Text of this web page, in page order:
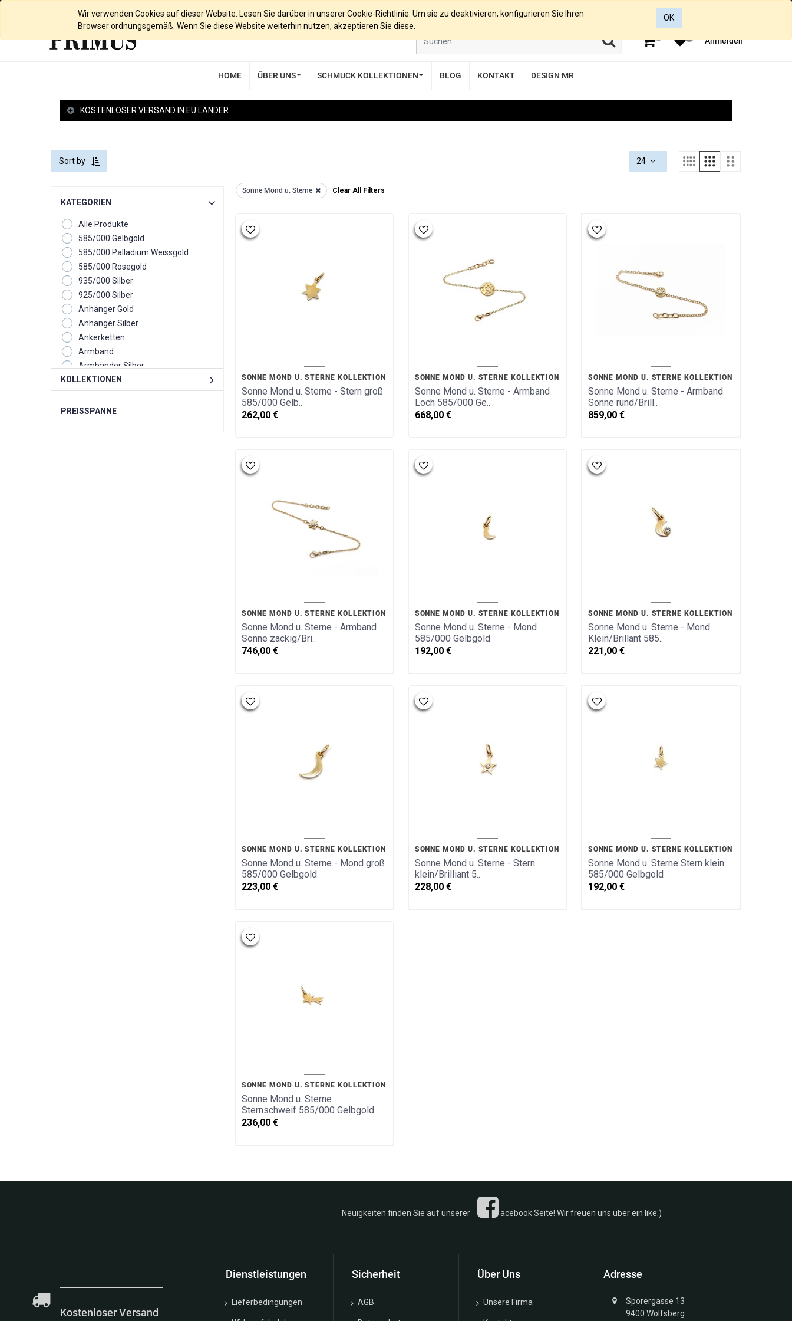
Anmelden
Wir verwenden Cookies auf dieser Website. Lesen Sie darüber in unserer Cookie-Richtlinie. Um sie zu deaktivieren, konfigurieren Sie Ihren
Browser ordnungsgemäß. Wenn Sie diese Website weiterhin nutzen, akzeptieren Sie diese.
OK
HOME ÜBER UNS SCHMUCK KOLLEKTIONEN BLOG KONTAKT DESIGN MR
KOSTENLOSER VERSAND IN EU LÄNDER
24
Sort by
KOLLEKTIONEN
PREISSPANNE
KATEGORIEN
Alle Produkte
585/000 Gelbgold
585/000 Palladium Weissgold
585/000 Rosegold
935/000 Silber
925/000 Silber
Anhänger Gold
Anhänger Silber
Ankerketten
Armband
Armbänder Silber
Armreif
Creolen
Eheringe
Sonne Mond u. Sterne Clear All Filters
SONNE MOND U. STERNE KOLLEKTION
Sonne Mond u. Sterne - Stern groß
585/000 Gelb..
262,00€
SONNE MOND U. STERNE KOLLEKTION
Sonne Mond u. Sterne - Armband
Loch 585/000 Ge..
668,00€
SONNE MOND U. STERNE KOLLEKTION
Sonne Mond u. Sterne - Armband
Sonne rund/Brill..
859,00€
SONNE MOND U. STERNE KOLLEKTION
Sonne Mond u. Sterne - Armband
Sonne zackig/Bri..
746,00€
SONNE MOND U. STERNE KOLLEKTION
Sonne Mond u. Sterne - Mond
585/000 Gelbgold
192,00€
SONNE MOND U. STERNE KOLLEKTION
Sonne Mond u. Sterne - Mond
Klein/Brillant 585..
221,00€
SONNE MOND U. STERNE KOLLEKTION
Sonne Mond u. Sterne - Mond groß
585/000 Gelbgold
223,00€
SONNE MOND U. STERNE KOLLEKTION
Sonne Mond u. Sterne - Stern
klein/Brilliant 5..
228,00€
SONNE MOND U. STERNE KOLLEKTION
Sonne Mond u. Sterne Stern klein
585/000 Gelbgold
192,00€
SONNE MOND U. STERNE KOLLEKTION
Sonne Mond u. Sterne
Sternschweif 585/000 Gelbgold
236,00€
Neuigkeiten finden Sie auf unserer acebook Seite! Wir freuen uns über ein like:)
Kostenloser Versand
Dienstleistungen
Lieferbedingungen
Sicherheit
AGB
Über Uns
Unsere Firma
Adresse
Sporergasse 13
9400 Wolfsberg